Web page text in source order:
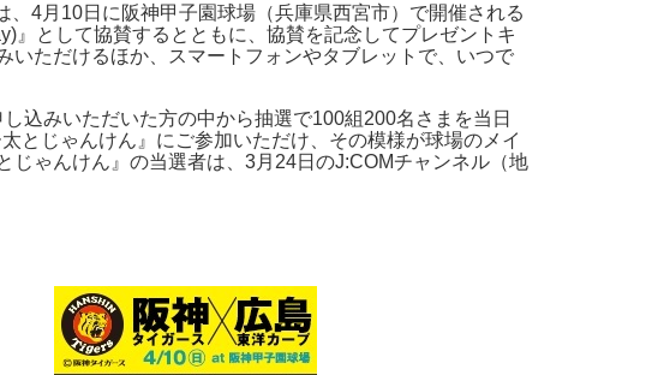
4月10日に阪神甲子園球場（兵庫県西宮市）で開催される
』として協賛するとともに、協賛を記念してプレゼントキ
いただけるほか、スマートフォンやタブレットで、いつで
込みいただいた方の中から抽選で100組200名さまを当日
とじゃんけん』にご参加いただけ、その模様が球場のメイ
ゃんけん』の当選者は、3月24日のJ:COMチャンネル（地